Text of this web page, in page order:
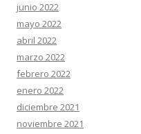
junio 2022
mayo 2022
abril 2022
marzo 2022
febrero 2022
enero 2022
diciembre 2021
noviembre 2021